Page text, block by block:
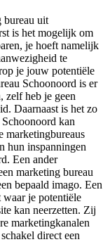
bureau uit
is het mogelijk om
je hoeft namelijk
te
je jouw potentiële
Schoonoord is er
zelf heb je geen
Daarnaast is het zo
kan
marketingbureaus
hun inspanningen
Een ander
marketing bureau
bepaald imago. Een
je potentiële
kan neerzetten. Zij
marketingkanalen
direct een